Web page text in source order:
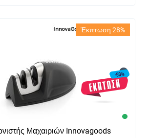
Έκπτωση 28%
Μαχαιριών Innovagoods